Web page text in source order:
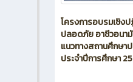
โครงการอบรมเชิง
ปลอดภัย อาชีวอนา
แนวทางสถานศึกษ
ประจำปีการศึกษา